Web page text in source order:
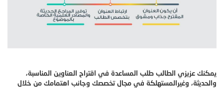
يمكنك عزيزي الطالب طلب المساعدة في اقتراح العناوين المناسبة،
والحديثة، وغيرالمستهلكة في مجال تخصصك وجانب اهتمامك من خلال